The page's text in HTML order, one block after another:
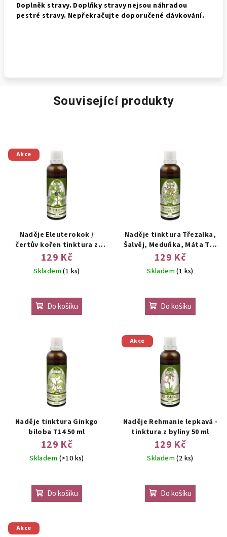
Doplněk stravy. Doplňky stravy nejsou náhradou
pestré stravy. Nepřekračujte doporučené dávkování.
Související produkty
Akce
Naděje Eleuterokok /
čertův kořen tinktura z
byliny 50 ml
129 Kč
Skladem(1 ks)
Do košíku
Naděje tinktura Třezalka,
Šalvěj, Meduňka, Máta T41
50 ml
129 Kč
Skladem(1 ks)
Do košíku
Naděje tinktura Ginkgo
biloba T14 50 ml
129 Kč
Skladem (>10 ks)
Do košíku
Akce
Naděje Rehmanie lepkavá -
tinktura z byliny 50 ml
129 Kč
Skladem(2 ks)
Do košíku
Akce